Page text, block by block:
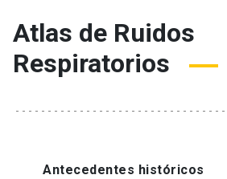
Atlas de Ruidos
Respiratorios
Antecedentes históricos